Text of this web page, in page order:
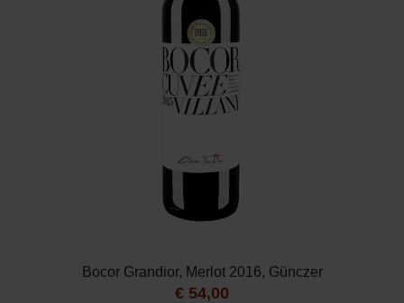
Bocor Grandior, Merlot 2016, Günczer
€ 54,00